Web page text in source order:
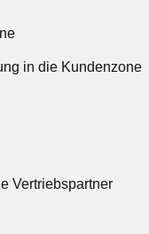
in die Kundenzone
Vertriebspartner